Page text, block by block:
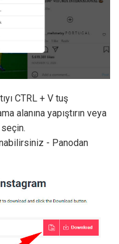
CTRL + V tuş
alanına yapıştırın veya
- Panodan